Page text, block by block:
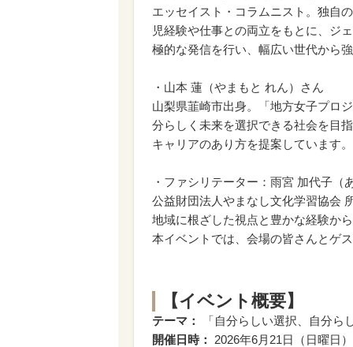
エッセイスト・コラムニスト。独自
児経験や仕事との両立をもとに、ジ
極的な発信を行い、幅広い世代から
・山本 蓮（やまもと れん）さん
山梨県韮崎市出身。「地方女子プロ
分らしく未来を選択できる社会を目
キャリアのあり方を提案しています。
・ファシリテーター：雨宮 加代子（
公益財団法人やまなし文化学習協会
地域に根ざした視点と豊かな経験か
本イベントでは、会場の皆さんとゲ
【イベント概要】
テーマ：
「自分らしい選択、自分ら
開催日時：
2026年6月21日（日曜日